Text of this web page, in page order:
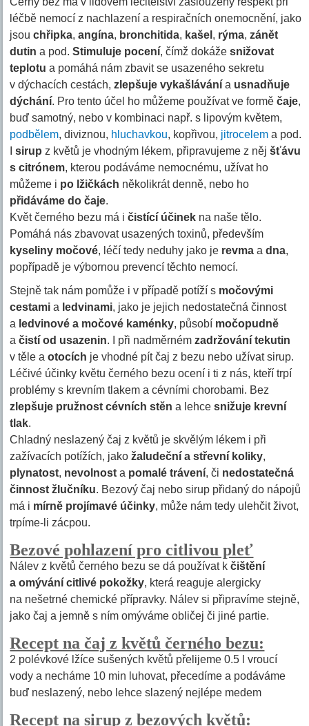
léčbě nemocí z nachlazení a respiračních onemocnění, jako
jsouchřipka,angína, bronchitida, kašel , rýma,zánět
dutin a pod.Stimuluje pocení, čímž dokážesnižovat
teplotu a pomáhá nám zbavit se usazeného sekretu
v dýchacích cestách,zlepšuje vykašlávání a usnadňuje
dýchání. Pro tento účel ho můžeme používat ve forměčaje,
buď samotný, nebo v kombinaci např. s lipovým květem,
podbělem, diviznou, hluchavkou, kopřivou, jitrocelem a pod.
Isirup z květů je vhodným lékem, připravujeme z nějšťávu
s citrónem, kterou podáváme nemocnému, užívat ho
můžeme i po lžičkách několikrát denně, nebo ho
přidáváme do čaje.
Květ černého bezu má ičistící účinek na naše tělo.
Pomáhá nás zbavovat usazených toxinů, především
kyseliny močové, léčí tedy neduhy jako je revma adna,
popřípadě je výbornou prevencí těchto nemocí.
Stejně tak nám pomůže i v případě potíží s močovými
cestami a ledvinami, jako je jejich nedostatečná činnost
a ledvinové a močové kaménky, působí močopudně
ačistí od usazenin. I při nadměrnémzadržování tekutin
v těle aotocích je vhodné pít čaj z bezu nebo užívat sirup.
Léčivé účinky květu černého bezu ocení i ti z nás, kteří trpí
problémy s krevním tlakem a cévními chorobami. Bez
zlepšuje pružnost cévních stěn a lehcesnižuje krevní
tlak.
Chladný neslazený čaj z květů je skvělým lékem i při
zažívacích potížích, jakožaludeční a střevní koliky,
plynatost, nevolnost a pomalé trávení, či nedostatečná
činnost žlučníku. Bezový čaj nebo sirup přidaný do nápojů
má i mírně projímavé účinky, může nám tedy ulehčit život,
trpíme-li zácpou.
Bezové pohlazení pro citlivou pleť
Nálev z květů černého bezu se dá používat kčištění
a omývání citlivé pokožky, která reaguje alergicky
na nešetrné chemické přípravky. Nálev si připravíme stejně,
jako čaj a jemně s ním omýváme obličej či jiné partie.
Recept na čaj z květů černého bezu:
2 polévkové lžíce sušených květů přelijeme 0.5 l vroucí
vody a necháme 10 min luhovat, přecedíme a podáváme
buď neslazený, nebo lehce slazený nejlépe medem
Recept na sirup z bezových květů: